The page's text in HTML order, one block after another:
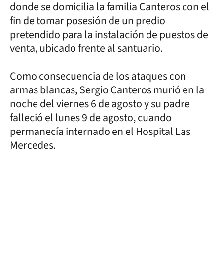
donde se domicilia la familia Canteros con el
fin de tomar posesión de un predio
pretendido para la instalación de puestos de
venta, ubicado frente al santuario.
Como consecuencia de los ataques con
armas blancas, Sergio Canteros murió en la
noche del viernes 6 de agosto y su padre
falleció el lunes 9 de agosto, cuando
permanecía internado en el Hospital Las
Mercedes.